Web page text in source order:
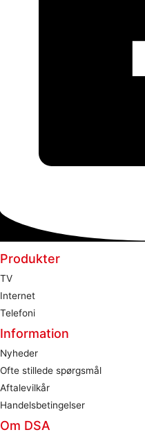
Produkter
TV
Internet
Telefoni
Information
Nyheder
Ofte stillede spørgsmål
Aftalevilkår
Handelsbetingelser
Om DSA